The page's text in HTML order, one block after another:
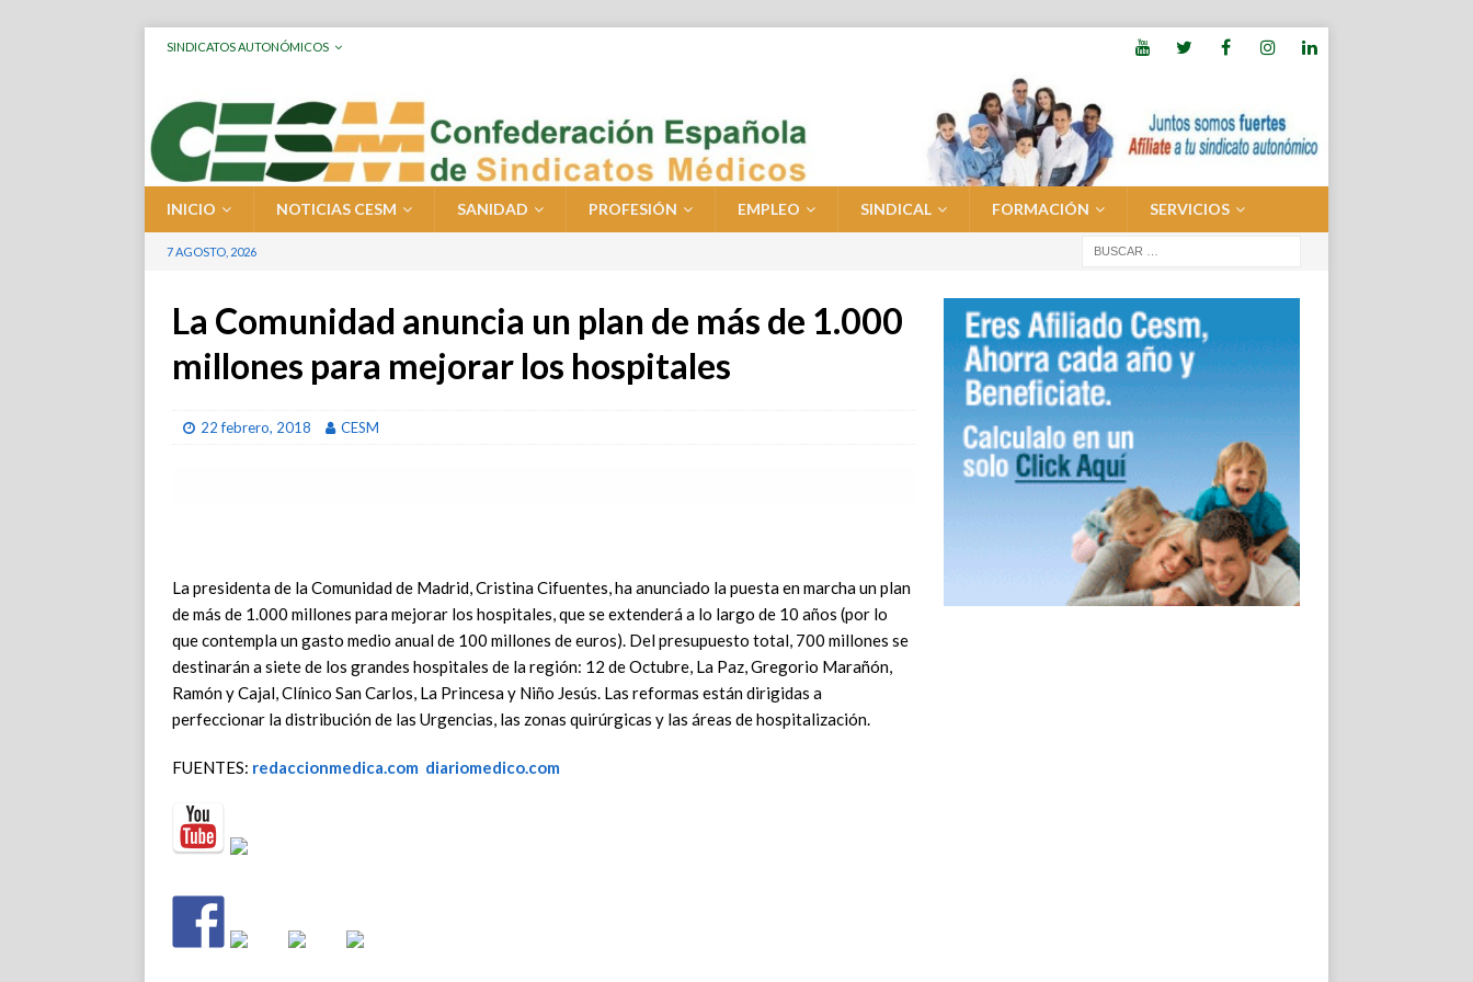
SINDICATOS AUTONÓMICOS
INICIO NOTICIAS CESM SANIDAD PROFESIÓN EMPLEO SINDICAL FORMACIÓN SERVICIOS
7 AGOSTO, 2026
La Comunidad anuncia un plan de más de 1.000
millones para mejorar los hospitales
22 febrero, 2018 CESM
La presidenta de la Comunidad de Madrid, Cristina Cifuentes, ha anunciado la puesta en marcha un plan
de más de 1.000 millones para mejorar los hospitales, que se extenderá a lo largo de 10 años (por lo
que contempla un gasto medio anual de 100 millones de euros). Del presupuesto total, 700 millones se
destinarán a siete de los grandes hospitales de la región: 12 de Octubre, La Paz, Gregorio Marañón,
Ramón y Cajal, Clínico San Carlos, La Princesa y Niño Jesús. Las reformas están dirigidas a
perfeccionar la distribución de las Urgencias, las zonas quirúrgicas y las áreas de hospitalización.
FUENTES: redaccionmedica.com diariomedico.com